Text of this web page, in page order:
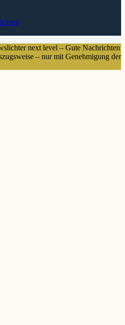
next level – Gute Nachrichten
– nur mit Genehmigung der